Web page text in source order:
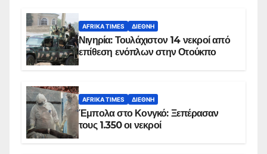
AFRIKA TIMES ΔΙΕΘΝΉ
Νιγηρία: Τουλάχιστον 14 νεκροί από
επίθεση ενόπλων στην Οτούκπο
AFRIKA TIMES ΔΙΕΘΝΉ
Έμπολα στο Κονγκό: Ξεπέρασαν
τους 1.350 οι νεκροί